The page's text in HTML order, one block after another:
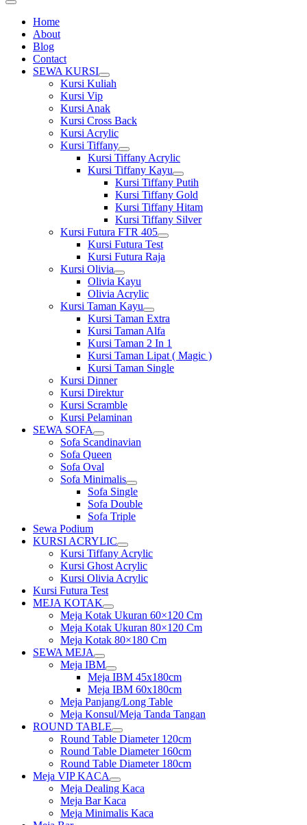
Home
About
Blog
Contact
SEWA KURSI
Show
sub
Kursi Kuliah
Kursi Vip
Kursi Anak
Kursi Cross Back
Kursi Acrylic
Kursi Tiffany
Show
sub
menu
Kursi Tiffany Acrylic
Kursi Tiffany Kayu
Show
sub
menu
Kursi Tiffany Putih
Kursi Tiffany Gold
Kursi Tiffany Hitam
Kursi Tiffany Silver
Kursi Futura FTR 405
Show
sub
menu
Kursi Futura Test
Kursi Futura Raja
Kursi Olivia
Show
sub
menu
Olivia Kayu
Olivia Acrylic
Kursi Taman Kayu
Show
sub
menu
Kursi Taman Extra
Kursi Taman Alfa
Kursi Taman 2 In 1
Kursi Taman Lipat ( Magic )
Kursi Taman Single
Kursi Dinner
Kursi Direktur
Kursi Scramble
Kursi Pelaminan
SEWA SOFA
Show
sub
menu
Sofa Scandinavian
Sofa Queen
Sofa Oval
Sofa Minimalis
Show
sub
menu
Sofa Single
Sofa Double
Sofa Triple
Sewa Podium
KURSI ACRYLIC
Show
sub
menu
Kursi Tiffany Acrylic
Kursi Ghost Acrylic
Kursi Olivia Acrylic
Kursi Futura Test
MEJA KOTAK
Show
sub
menu
Meja Kotak Ukuran 60×120 Cm
Meja Kotak Ukuran 80×120 Cm
Meja Kotak 80×180 Cm
SEWA MEJA
Show
sub
menu
Meja IBM
Show
sub
menu
Meja IBM 45x180cm
Meja IBM 60x180cm
Meja Panjang/Long Table
Meja Konsul/Meja Tanda Tangan
ROUND TABLE
Show
sub
menu
Round Table Diameter 120cm
Round Table Diameter 160cm
Round Table Diameter 180cm
Meja VIP KACA
Show
sub
menu
Meja Dealing Kaca
Meja Bar Kaca
Meja Minimalis Kaca